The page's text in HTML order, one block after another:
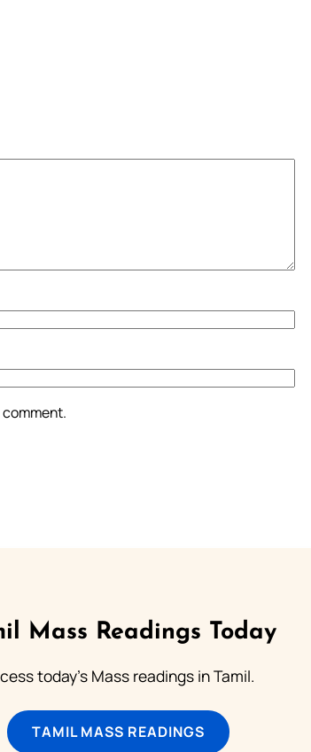
Mass Readings Today
today's Mass readings in Tamil.
TAMIL MASS READINGS